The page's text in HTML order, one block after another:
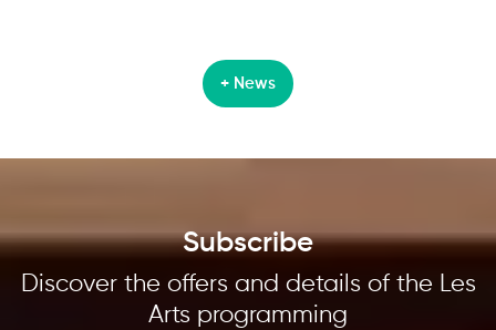
+ News
Subscribe
Discover the offers and details of the Les
Arts programming